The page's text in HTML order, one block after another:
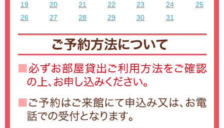
19
20 21 22 23 24
25
26
27 28 29 30 31